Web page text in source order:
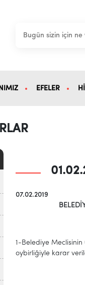
EFELER
07.02.2019
1-Belediye Meclisinin
oybirliğiyle karar